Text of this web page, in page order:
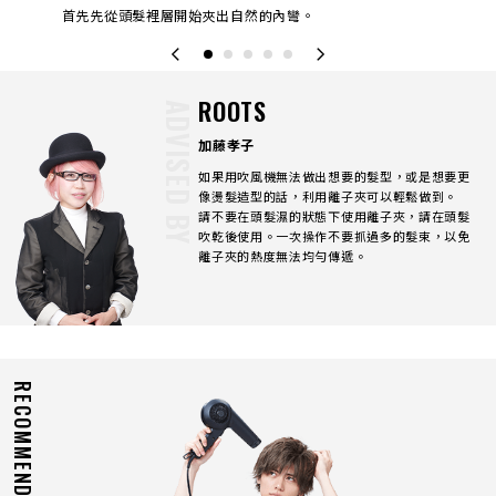
首先先從頭髮裡層開始夾出自然的內彎。
ADVISED BYROOTS
加藤孝子
如果用吹風機無法做出想要的髮型，或是想要更
像燙髮造型的話，利用離子夾可以輕鬆做到。
請不要在頭髮濕的狀態下使用離子夾，請在頭髮
吹乾後使用。一次操作不要抓過多的髮束，以免
離子夾的熱度無法均勻傳遞。
RECOMMEND